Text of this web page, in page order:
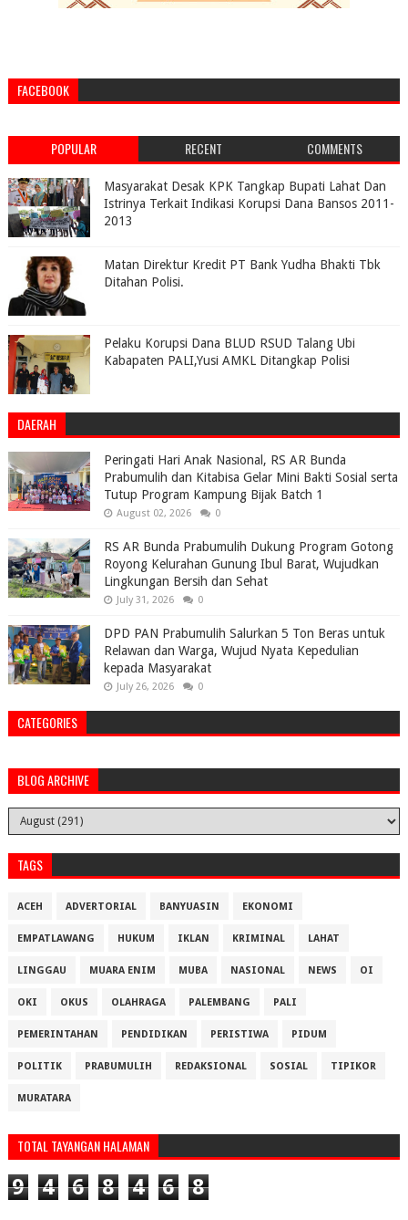
FACEBOOK
POPULAR RECENT COMMENTS
Masyarakat Desak KPK Tangkap Bupati Lahat Dan
Istrinya Terkait Indikasi Korupsi Dana Bansos 2011-
2013
Matan Direktur Kredit PT Bank Yudha Bhakti Tbk
Ditahan Polisi.
Pelaku Korupsi Dana BLUD RSUD Talang Ubi
Kabapaten PALI,Yusi AMKL Ditangkap Polisi
DAERAH
Peringati Hari Anak Nasional, RS AR Bunda
Prabumulih dan Kitabisa Gelar Mini Bakti Sosial serta
Tutup Program Kampung Bijak Batch 1
August 02, 2026 0
RS AR Bunda Prabumulih Dukung Program Gotong
Royong Kelurahan Gunung Ibul Barat, Wujudkan
Lingkungan Bersih dan Sehat
July 31, 2026 0
DPD PAN Prabumulih Salurkan 5 Ton Beras untuk
Relawan dan Warga, Wujud Nyata Kepedulian
kepada Masyarakat
July 26, 2026 0
CATEGORIES
BLOG ARCHIVE
TAGS
ACEH ADVERTORIAL BANYUASIN EKONOMI
EMPATLAWANG HUKUM IKLAN KRIMINAL LAHAT
LINGGAU MUARA ENIM MUBA NASIONAL NEWS OI
OKI OKUS OLAHRAGA PALEMBANG PALI
PEMERINTAHAN PENDIDIKAN PERISTIWA PIDUM
POLITIK PRABUMULIH REDAKSIONAL SOSIAL TIPIKOR
MURATARA
TOTAL TAYANGAN HALAMAN
9 4 6 8 4 6 8